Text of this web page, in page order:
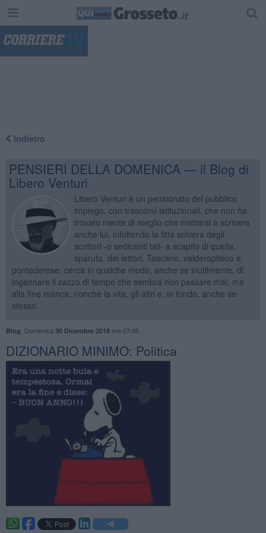
Indietro
PENSIERI DELLA DOMENICA — il Blog di
Libero Venturi
Libero Venturi è un pensionato del pubblico
impiego, con trascorsi istituzionali, che non ha
trovato niente di meglio che mettersi a scrivere
anche lui, infoltendo la fitta schiera degli
scrittori -o sedicenti tali- a scapito di quella,
sparuta, dei lettori. Toscano, valderopiteco e
pontederese, cerca in qualche modo, anche se inutilmente, di
ingannare il cazzo di tempo che sembra non passare mai, ma
alla fine manca, nonché la vita, gli altri e, in fondo, anche se
stesso.
Blog Domenica 30 Dicembre 2018ore 07:00
DIZIONARIO MINIMO: Politica